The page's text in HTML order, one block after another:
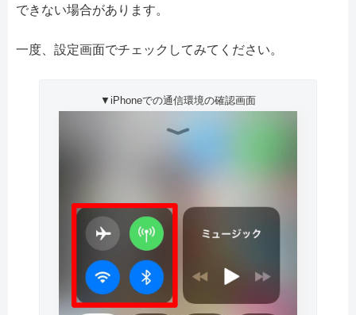
できない場合があります。
一度、設定画面でチェックしてみてください。
▼iPhoneでの通信環境の確認画面